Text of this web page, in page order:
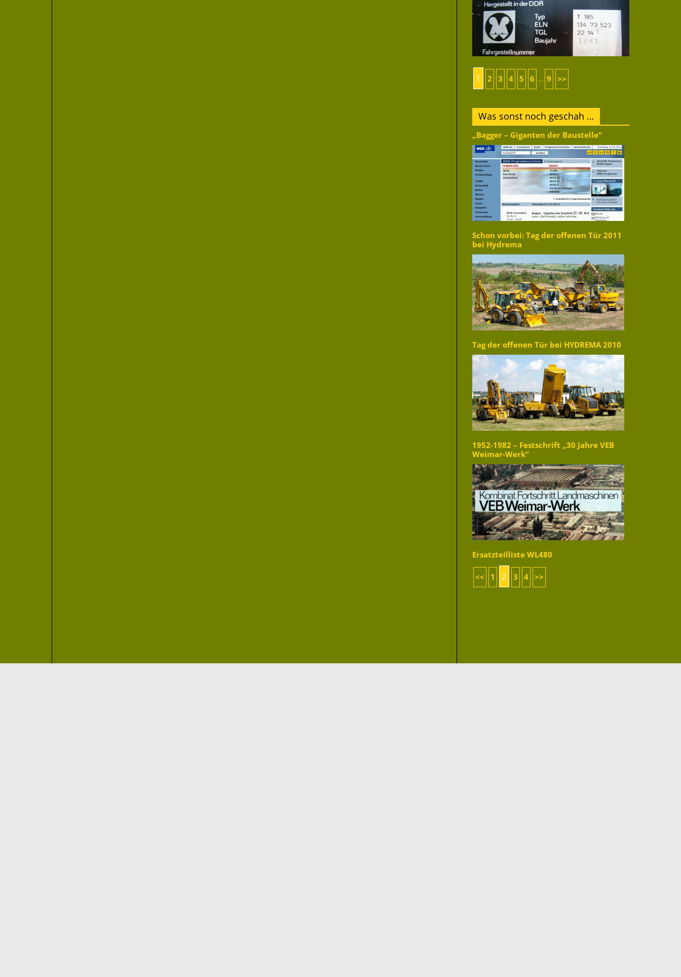
1 2 3 4 5 6 ... 9 >>
Was sonst noch geschah …
„Bagger – Giganten der Baustelle“
Schon vorbei: Tag der offenen Tür 2011
bei Hydrema
Tag der offenen Tür bei HYDREMA 2010
1952-1982 – Festschrift „30 Jahre VEB
Weimar-Werk“
Ersatzteilliste WL480
<< 1 2 3 4 >>